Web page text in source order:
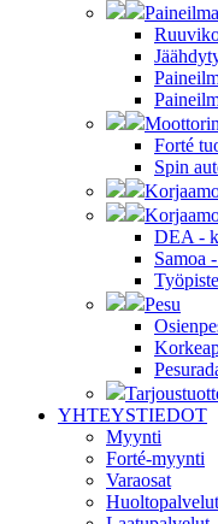
Paineilma
Forté
Spin
DEA -
Samoa
Pesu
YHTEYSTIEDOT
Myynti
Forté-myynti
Varaosat
Huoltopalvelut